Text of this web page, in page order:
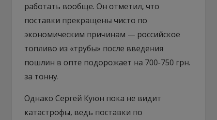
работать вообще. Он отметил, что
поставки прекращены чисто по
экономическим причинам — российское
топливо из «трубы» после введения
пошлин в опте подорожает на 700-750 грн.
за тонну.
Однако Сергей Куюн пока не видит
катастрофы, ведь поставки по